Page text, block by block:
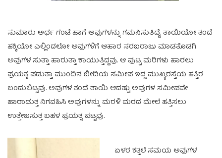
ಸುಮಾರು ಅರ್ಧ ಗಂಟೆ ಹಾಗೆ ಅವುಗಳನ್ನು ಗಮನಿಸುತಿದ್ದೆ. ತಾಯಿಯೋ ತಂದೆ
ಹಕ್ಕಿಯೋ ಎಲ್ಲಿಂದಲೋ ಅವುಗಳಿಗೆ ಆಹಾರ ಸರಬರಾಜು ಮಾಡತೊಡಗಿ
ಅವುಗಳ ಸುತ್ತಾ ಹಾರುತ್ತಾ ಕಾಯುತ್ತಿದ್ದವು. ಆ ಪುಟ್ಟ ಮರಿಗಳು ಹಾರಲು
ಪ್ರಯತ್ನ ಪಡುತ್ತಾ ಮುಂದಿನ ಬೀದಿಯ ಸಮೀಪ ಇದ್ದ ಮುಖ್ಯರಸ್ತೆಯ ಹತ್ತಿರ
ಬಂದುಬಿಟ್ಟವು. ಅವುಗಳ ತಂದೆ ತಾಯಿ ಆದಷ್ಟು ಅವುಗಳ ಸಮೀಪವೇ
ಹಾರಾಡುತ್ತ ನಿಗವಹಿಸಿ ಅವುಗಳನ್ನು ಮರಳಿ ಮರದ ಮೇಲೆ ಹತ್ತಿಸಲು
ಉತ್ತೇಜಸುತ್ತ ಬಹಳ ಪ್ರಯತ್ನ ಪಟ್ಟವು.
ಏಳರ ಕತ್ತಲೆ ಸಮಯ ಅವುಗಳ